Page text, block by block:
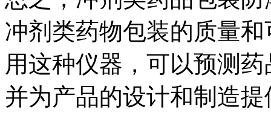
冲剂类药物包装的质量
用这种仪器，可以预测
并为产品的设计和制造